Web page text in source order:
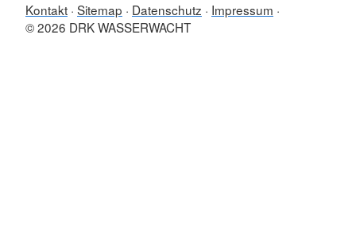
Kontakt Sitemap Datenschutz
Impressum
© 2026 DRK WASSERWACHT